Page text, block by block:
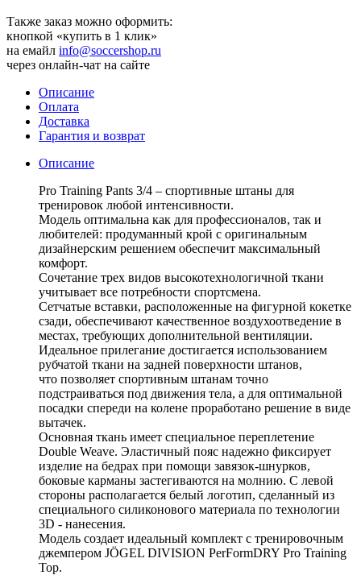
Также заказ можно оформить:
кнопкой «купить в 1 клик»
на емайл info@soccershop.ru
через онлайн-чат на сайте
Описание
Оплата
Доставка
Гарантия и возврат
Описание
Pro Training Pants 3/4 – спортивные штаны для
тренировок любой интенсивности.
Модель оптимальна как для профессионалов, так и
любителей: продуманный крой с оригинальным
дизайнерским решением обеспечит максимальный
комфорт.
Сочетание трех видов высокотехнологичной ткани
учитывает все потребности спортсмена.
Сетчатые вставки, расположенные на фигурной кокетке
сзади, обеспечивают качественное воздухоотведение в
местах, требующих дополнительной вентиляции.
Идеальное прилегание достигается использованием
рубчатой ткани на задней поверхности штанов,
что позволяет спортивным штанам точно
подстраиваться под движения тела, а для оптимальной
посадки спереди на колене проработано решение в виде
вытачек.
Основная ткань имеет специальное переплетение
Double Weave. Эластичный пояс надежно фиксирует
изделие на бедрах при помощи завязок-шнурков,
боковые карманы застегиваются на молнию. С левой
стороны располагается белый логотип, сделанный из
специального силиконового материала по технологии
3D - нанесения.
Модель создает идеальный комплект с тренировочным
джемпером JÖGEL DIVISION PerFormDRY Pro Training
Top.